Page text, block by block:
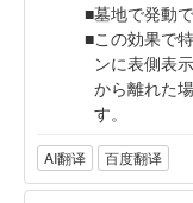
墓地で発動
この効果で
ンに表側表
から離れた
す。
AI翻译 百度翻译